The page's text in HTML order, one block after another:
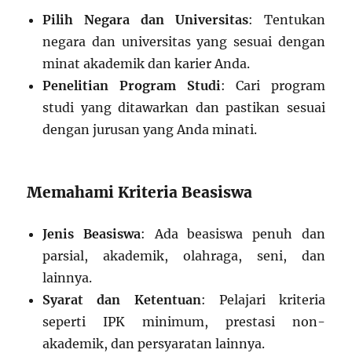
Pilih Negara dan Universitas: Tentukan
negara dan universitas yang sesuai dengan
minat akademik dan karier Anda.
Penelitian Program Studi: Cari program
studi yang ditawarkan dan pastikan sesuai
dengan jurusan yang Anda minati.
Memahami Kriteria Beasiswa
Jenis Beasiswa: Ada beasiswa penuh dan
parsial, akademik, olahraga, seni, dan
lainnya.
Syarat dan Ketentuan: Pelajari kriteria
seperti IPK minimum, prestasi non-
akademik, dan persyaratan lainnya.